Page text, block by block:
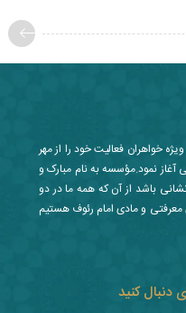
دنبال کنید
خواهران فعالیت خود را از مهر
آغاز نمود.مؤسسه به نام مبارک و
باشد از آن که همه ما در دو
معرفتی و مادی امام رئوف هستیم